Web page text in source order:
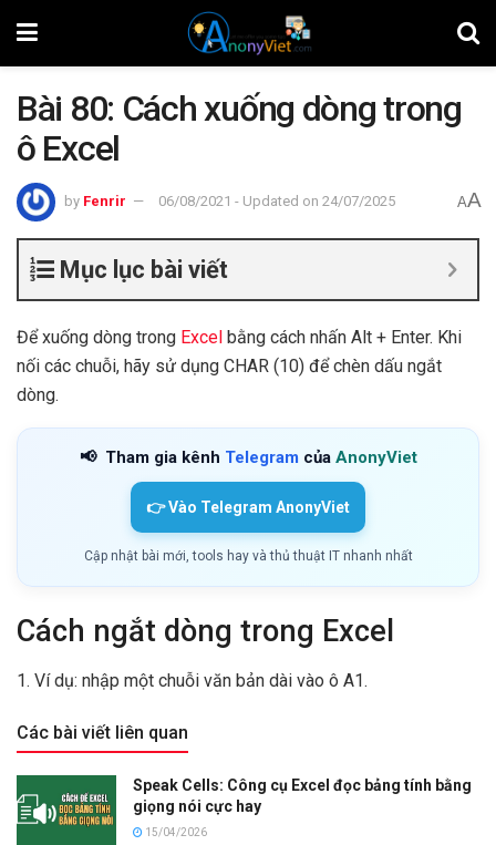
Bài 80: Cách xuống dòng trong
ô Excel
by Fenrir 06/08/2021 - Updated on 24/07/2025 AA
Mục lục bài viết
Để xuống dòng trong Excel bằng cách nhấn Alt + Enter. Khi
nối các chuỗi, hãy sử dụng CHAR (10) để chèn dấu ngắt
dòng.
📢 Tham gia kênh Telegram của AnonyViet
👉 Vào Telegram AnonyViet
Cập nhật bài mới, tools hay và thủ thuật IT nhanh nhất
Cách ngắt dòng trong Excel
1. Ví dụ: nhập một chuỗi văn bản dài vào ô A1.
Các bài viết liên quan
Speak Cells: Công cụ Excel đọc bảng tính bằng
giọng nói cực hay
15/04/2026